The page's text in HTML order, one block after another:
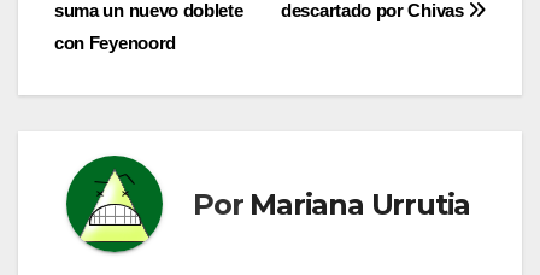
de
entradas
descartado por Chivas
suma un nuevo doblete
con Feyenoord
Por Mariana Urrutia